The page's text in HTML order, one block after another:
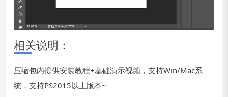
相关说明：
压缩包内提供安装教程+基础演示视频，支持Win/Mac系
统，支持PS2015以上版本~